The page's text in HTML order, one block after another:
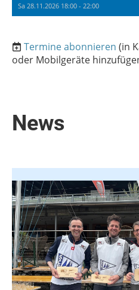
Sa 28.11.2026 18:00 - 22:00
Termine abonnieren (in
oder Mobilgeräte
News